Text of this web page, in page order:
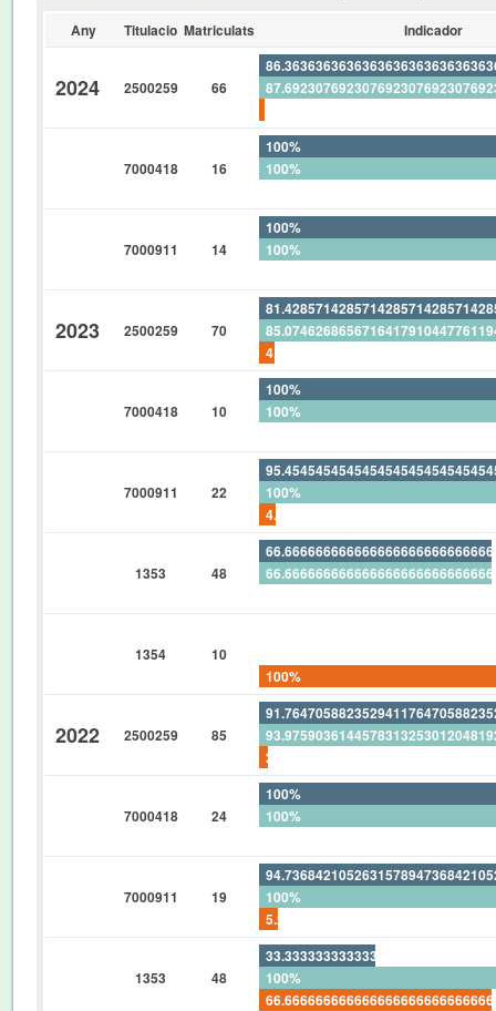
Any Titulacio Matriculats Indicador
2024 2500259 66
7000418 16
100%
100%
7000911 14
100%
100%
2023 2500259 70
7000418 10
100%
100%
7000911 22
100%
1353 48
1354 10
100%
2022 2500259 85
7000418 24
100%
100%
7000911 19
100%
1353 48
100%